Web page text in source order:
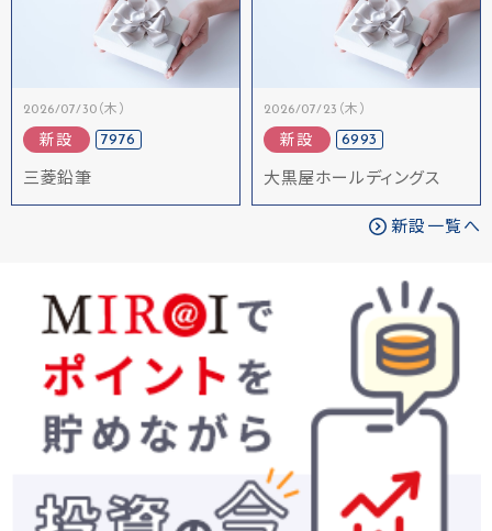
2026/07/30（木）
新設 7976
三菱鉛筆
2026/07/23（木）
新設 6993
大黒屋ホールディングス
新設一覧へ